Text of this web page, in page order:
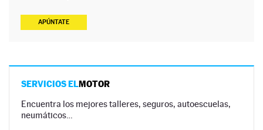
APÚNTATE
SERVICIOS ELMOTOR
Encuentra los mejores talleres, seguros, autoescuelas,
neumáticos…